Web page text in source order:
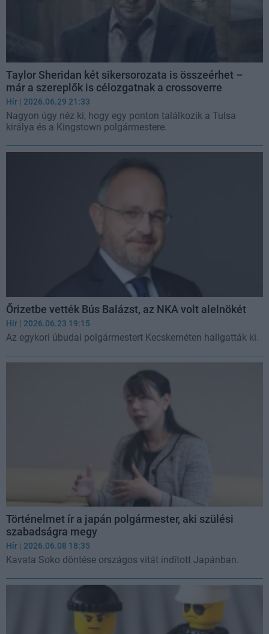
Taylor Sheridan két sikersorozata is összeérhet –
már a szereplők is célozgatnak a crossoverre
Hír | 2026.06.29 21:33
Nagyon úgy néz ki, hogy egy ponton találkozik a Tulsa
királya és a Kingstown polgármestere.
Őrizetbe vették Bús Balázst, az NKA volt alelnökét
Hír | 2026.06.23 19:15
Az egykori úbudai polgármestert Kecskeméten hallgatták ki.
Történelmet ír a japán polgármester, aki szülési
szabadságra megy
Hír | 2026.06.08 18:35
Kavata Soko döntése országos vitát indított Japánban.